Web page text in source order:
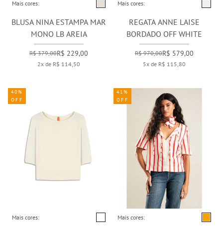
Mais cores:
BLUSA NINA ESTAMPA MAR
MONO LB AREIA
R$ 379,00R$ 229,00
2x de R$ 114,50
Mais cores:
REGATA ANNE LAISE
BORDADO OFF WHITE
R$ 970,00R$ 579,00
5x de R$ 115,80
Mais cores:
40%
OFF
Mais cores:
41%
OFF